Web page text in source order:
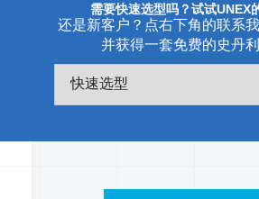
需要快速选型吗？试试UNEX
还是新客户？点右下角的联系
并获得一套免费的史丹利